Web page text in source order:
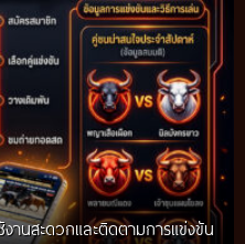
านสะดวกและติดตามการแข่งขัน